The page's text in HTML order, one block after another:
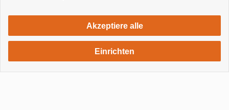
Woche / 2 PersonenAkzeptiere alle
Einrichten